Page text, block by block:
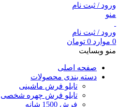
ورود / ثبت نام
منو
ورود / ثبت نام
0 موارد 0 تومان
منو وبسایت
صفحه اصلی
دسته بندی محصولات
تابلو فرش ماشینی
تابلو فرش چهره شخصی
فرش 1500 شانه